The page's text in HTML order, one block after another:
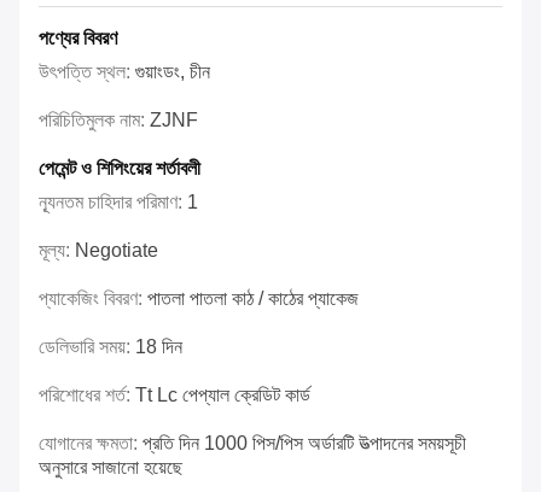
পণ্যের বিবরণ
উৎপত্তি স্থল: গুয়াংডং, চীন
পরিচিতিমুলক নাম: ZJNF
পেমেন্ট ও শিপিংয়ের শর্তাবলী
ন্যূনতম চাহিদার পরিমাণ: 1
মূল্য: Negotiate
প্যাকেজিং বিবরণ: পাতলা পাতলা কাঠ / কাঠের প্যাকেজ
ডেলিভারি সময়: 18 দিন
পরিশোধের শর্ত: Tt Lc পেপ্যাল ​​ক্রেডিট কার্ড
যোগানের ক্ষমতা: প্রতি দিন 1000 পিস/পিস অর্ডারটি উত্পাদনের সময়সূচী
অনুসারে সাজানো হয়েছে